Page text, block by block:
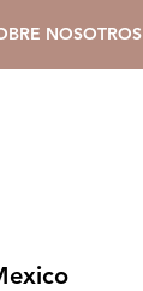
NOSOTROS